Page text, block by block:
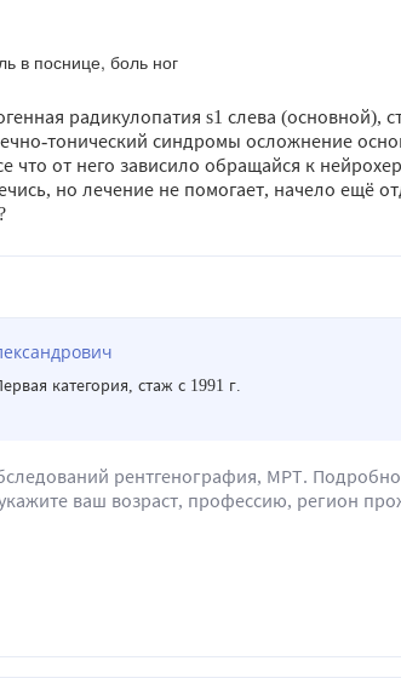
в поснице, боль ног
радикулопатия s1 слева (основной),
тонический синдромы осложнение
что от него зависило обращайся к
но лечение не помогает, начело ещё
категория, стаж с 1991 г.
рентгенография, МРТ.
ваш возраст, профессию, регион